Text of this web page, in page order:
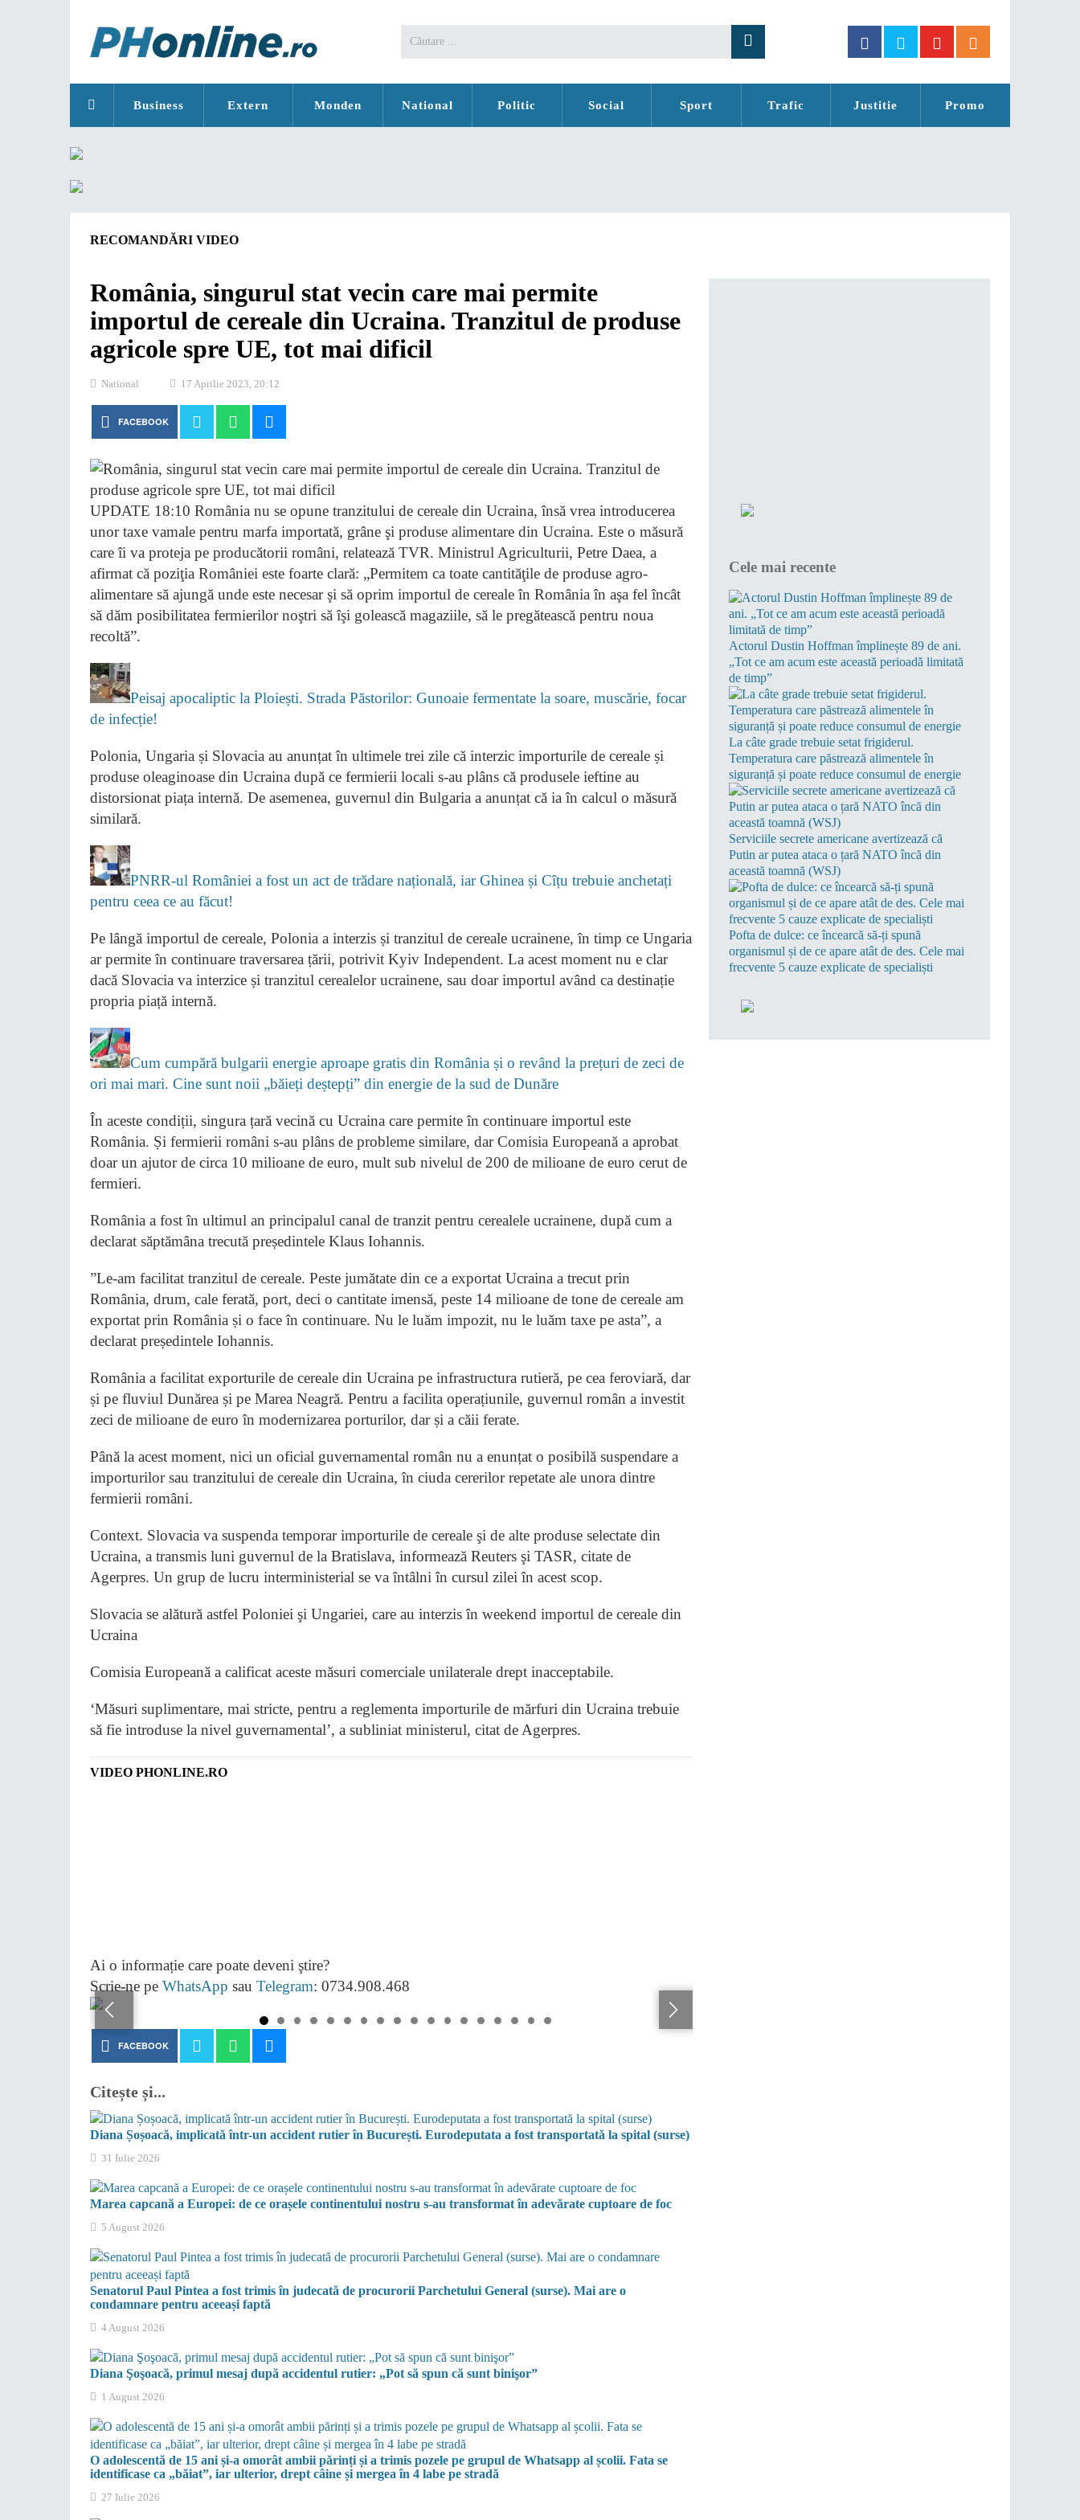
Business Extern Monden National Politic Social Sport Trafic Justitie Promo
RECOMANDĂRI VIDEO
România, singurul stat vecin care mai permite
importul de cereale din Ucraina. Tranzitul de produse
agricole spre UE, tot mai dificil
National 17 Aprilie 2023, 20:12
FACEBOOK
UPDATE 18:10 România nu se opune tranzitului de cereale din Ucraina, însă vrea introducerea
unor taxe vamale pentru marfa importată, grâne şi produse alimentare din Ucraina. Este o măsură
care îi va proteja pe producătorii români, relatează TVR. Ministrul Agriculturii, Petre Daea, a
afirmat că poziţia României este foarte clară: „Permitem ca toate cantităţile de produse agro-
alimentare să ajungă unde este necesar şi să oprim importul de cereale în România în aşa fel încât
să dăm posibilitatea fermierilor noştri să îşi golească magaziile, să le pregătească pentru noua
recoltă”.
Peisaj apocaliptic la Ploiești. Strada Păstorilor: Gunoaie fermentate la soare, muscărie, focar
de infecție!
Polonia, Ungaria și Slovacia au anunțat în ultimele trei zile că interzic importurile de cereale și
produse oleaginoase din Ucraina după ce fermierii locali s-au plâns că produsele ieftine au
distorsionat piața internă. De asemenea, guvernul din Bulgaria a anunțat că ia în calcul o măsură
similară.
PNRR-ul României a fost un act de trădare națională, iar Ghinea și Cîțu trebuie anchetați
pentru ceea ce au făcut!
Pe lângă importul de cereale, Polonia a interzis și tranzitul de cereale ucrainene, în timp ce Ungaria
ar permite în continuare traversarea țării, potrivit Kyiv Independent. La acest moment nu e clar
dacă Slovacia va interzice și tranzitul cerealelor ucrainene, sau doar importul având ca destinație
propria piață internă.
Cum cumpără bulgarii energie aproape gratis din România și o revând la prețuri de zeci de
ori mai mari. Cine sunt noii „băieți deștepți” din energie de la sud de Dunăre
În aceste condiții, singura țară vecină cu Ucraina care permite în continuare importul este
România. Și fermierii români s-au plâns de probleme similare, dar Comisia Europeană a aprobat
doar un ajutor de circa 10 milioane de euro, mult sub nivelul de 200 de milioane de euro cerut de
fermieri.
România a fost în ultimul an principalul canal de tranzit pentru cerealele ucrainene, după cum a
declarat săptămâna trecută președintele Klaus Iohannis.
”Le-am facilitat tranzitul de cereale. Peste jumătate din ce a exportat Ucraina a trecut prin
România, drum, cale ferată, port, deci o cantitate imensă, peste 14 milioane de tone de cereale am
exportat prin România și o face în continuare. Nu le luăm impozit, nu le luăm taxe pe asta”, a
declarat președintele Iohannis.
România a facilitat exporturile de cereale din Ucraina pe infrastructura rutieră, pe cea feroviară, dar
și pe fluviul Dunărea și pe Marea Neagră. Pentru a facilita operațiunile, guvernul român a investit
zeci de milioane de euro în modernizarea porturilor, dar și a căii ferate.
Până la acest moment, nici un oficial guvernamental român nu a enunțat o posibilă suspendare a
importurilor sau tranzitului de cereale din Ucraina, în ciuda cererilor repetate ale unora dintre
fermierii români.
Context. Slovacia va suspenda temporar importurile de cereale şi de alte produse selectate din
Ucraina, a transmis luni guvernul de la Bratislava, informează Reuters şi TASR, citate de
Agerpres. Un grup de lucru interministerial se va întâlni în cursul zilei în acest scop.
Slovacia se alătură astfel Poloniei şi Ungariei, care au interzis în weekend importul de cereale din
Ucraina
Comisia Europeană a calificat aceste măsuri comerciale unilaterale drept inacceptabile.
‘Măsuri suplimentare, mai stricte, pentru a reglementa importurile de mărfuri din Ucraina trebuie
să fie introduse la nivel guvernamental’, a subliniat ministerul, citat de Agerpres.
VIDEO PHONLINE.RO
Ai o informație care poate deveni ştire?
Scrie-ne pe WhatsApp sau Telegram: 0734.908.468
FACEBOOK
Citește și...
Diana Șoșoacă, implicată într-un accident rutier în București. Eurodeputata a fost transportată la spital (surse)
31 Iulie 2026
Marea capcană a Europei: de ce orașele continentului nostru s-au transformat în adevărate cuptoare de foc
5 August 2026
Senatorul Paul Pintea a fost trimis în judecată de procurorii Parchetului General (surse). Mai are o
condamnare pentru aceeași faptă
4 August 2026
Diana Şoşoacă, primul mesaj după accidentul rutier: „Pot să spun că sunt binişor”
1 August 2026
O adolescentă de 15 ani și-a omorât ambii părinți și a trimis pozele pe grupul de Whatsapp al școlii. Fata se
identificase ca „băiat”, iar ulterior, drept câine și mergea în 4 labe pe stradă
27 Iulie 2026
Cele mai recente
Actorul Dustin Hoffman împlinește 89 de ani.
„Tot ce am acum este această perioadă limitată
de timp”
La câte grade trebuie setat frigiderul.
Temperatura care păstrează alimentele în
siguranță și poate reduce consumul de energie
Serviciile secrete americane avertizează că
Putin ar putea ataca o țară NATO încă din
această toamnă (WSJ)
Pofta de dulce: ce încearcă să-ți spună
organismul și de ce apare atât de des. Cele mai
frecvente 5 cauze explicate de specialiști